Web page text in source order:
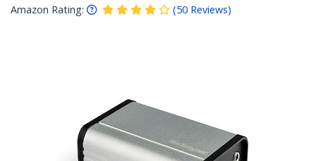
Amazon Rating:
(50 Reviews)